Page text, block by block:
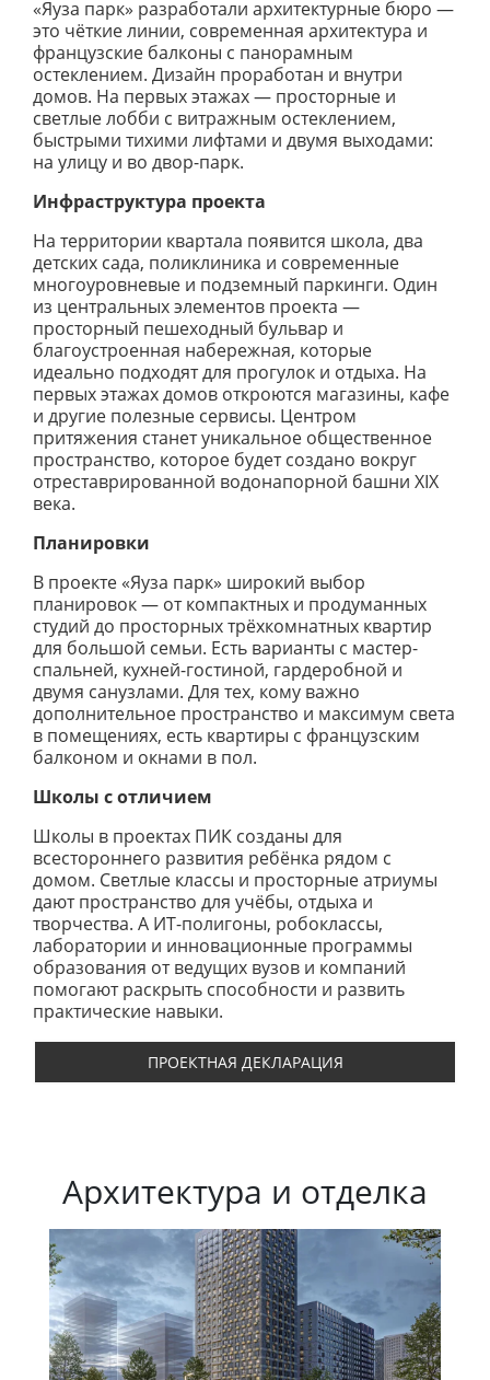
«Яуза парк» разработали архитектурные бюро —
это чёткие линии, современная архитектура и
французские балконы с панорамным
остеклением. Дизайн проработан и внутри
домов. На первых этажах — просторные и
светлые лобби с витражным остеклением,
быстрыми тихими лифтами и двумя выходами:
на улицу и во двор-парк.
Инфраструктура проекта
На территории квартала появится школа, два
детских сада, поликлиника и современные
многоуровневые и подземный паркинги. Один
из центральных элементов проекта —
просторный пешеходный бульвар и
благоустроенная набережная, которые
идеально подходят для прогулок и отдыха. На
первых этажах домов откроются магазины, кафе
и другие полезные сервисы. Центром
притяжения станет уникальное общественное
пространство, которое будет создано вокруг
отреставрированной водонапорной башни XIX
века.
Планировки
В проекте «Яуза парк» широкий выбор
планировок — от компактных и продуманных
студий до просторных трёхкомнатных квартир
для большой семьи. Есть варианты с мастер-
спальней, кухней-гостиной, гардеробной и
двумя санузлами. Для тех, кому важно
дополнительное пространство и максимум света
в помещениях, есть квартиры с французским
балконом и окнами в пол.
Школы с отличием
Школы в проектах ПИК созданы для
всестороннего развития ребёнка рядом с
домом. Светлые классы и просторные атриумы
дают пространство для учёбы, отдыха и
творчества. А ИТ-полигоны, робоклассы,
лаборатории и инновационные программы
образования от ведущих вузов и компаний
помогают раскрыть способности и развить
практические навыки.
ПРОЕКТНАЯ ДЕКЛАРАЦИЯ
Архитектура и отделка